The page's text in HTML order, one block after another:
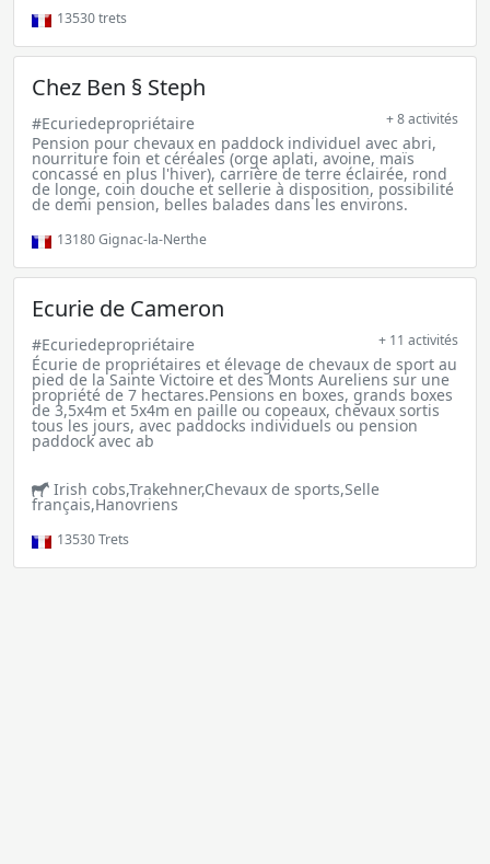
13530trets
Chez Ben § Steph
#Ecuriedepropriétaire + 8 activités
Pension pour chevaux en paddock individuel avec abri,
nourriture foin et céréales (orge aplati, avoine, maïs
concassé en plus l'hiver), carrière de terre éclairée, rond
de longe, coin douche et sellerie à disposition, possibilité
de demi pension, belles balades dans les environs.
13180Gignac-la-Nerthe
Ecurie de Cameron
#Ecuriedepropriétaire + 11 activités
Écurie de propriétaires et élevage de chevaux de sport au
pied de la Sainte Victoire et des Monts Aureliens sur une
propriété de 7 hectares.Pensions en boxes, grands boxes
de 3,5x4m et 5x4m en paille ou copeaux, chevaux sortis
tous les jours, avec paddocks individuels ou pension
paddock avec ab
Irish cobs,Trakehner,Chevaux de sports,Selle
français,Hanovriens
13530Trets